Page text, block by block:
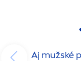
Aj mužské